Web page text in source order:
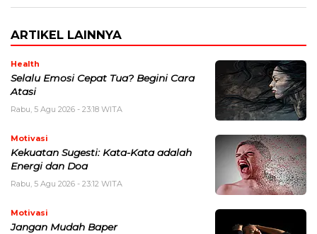
ARTIKEL LAINNYA
Health
Selalu Emosi Cepat Tua? Begini Cara
Atasi
Rabu, 5 Agu 2026 - 23:18 WITA
Motivasi
Kekuatan Sugesti: Kata-Kata adalah
Energi dan Doa
Rabu, 5 Agu 2026 - 23:12 WITA
Motivasi
Jangan Mudah Baper